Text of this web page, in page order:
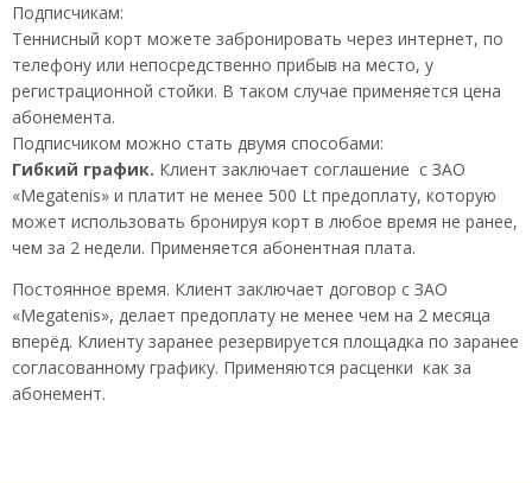
Подписчикам:
Теннисный корт можете забронировать через интернет, по
телефону или непосредственно прибыв на место, у
регистрационной стойки. В таком случае применяется цена
абонемента.
Подписчиком можно стать двумя способами:
Гибкий график. Клиент заключает соглашение с ЗАО
«Megatenis» и платит не менее 500 Lt предоплату, которую
может использовать бронируя корт в любое время не ранее,
чем за 2 недели. Применяется абонентная плата.
Постоянное время. Клиент заключает договор с ЗАО
«Megatenis», делает предоплату не менее чем на 2 месяца
вперёд. Клиенту заранее резервируется площадка по заранее
согласованному графику. Применяются расценки как за
абонемент.